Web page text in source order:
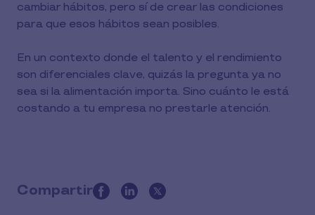
cambiar hábitos, pero sí de crear las condiciones
para que esos hábitos sean posibles.
En un contexto donde el talento y el rendimiento
son diferenciales clave, quizás la pregunta ya no
sea si la alimentación importa. Sino cuánto le está
costando a tu empresa no prestarle atención.
Compartir
this